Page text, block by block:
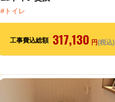
トイレ
工事費込総額 317,130 円(税込)